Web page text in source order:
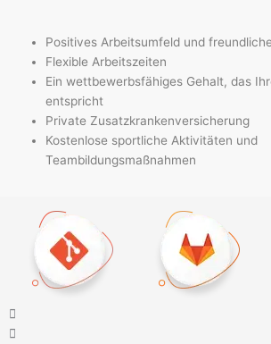
Positives Arbeitsumfeld und
Flexible Arbeitszeiten
Ein wettbewerbsfähiges Gehalt, das
entspricht
Private Zusatzkrankenversicherung
Kostenlose sportliche Aktivitäten und
Teambildungsmaßnahmen